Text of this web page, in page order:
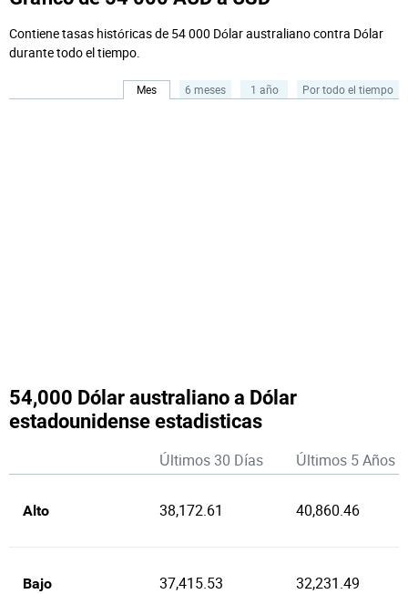
Contiene tasas históricas de 54 000 Dólar australiano contra Dólar
durante todo el tiempo.
Mes 6 meses 1 año Por todo el tiempo
54,000 Dólar australiano a Dólar
estadounidense estadisticas
Últimos 30 Días Últimos 5 Años
Alto 38,172.61 40,860.46
Bajo 37,415.53 32,231.49